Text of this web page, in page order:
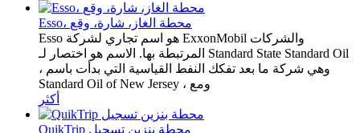
Esso، محطة الغاز، شارة، وقع
Esso هو اسم تجاري لشركة ExxonMobil والشركات
المرتبطة بها. الاسم هو اختصار لـ Standard State Standard Oil
، وهي شركة ما بعد تفكك النفط القياسية التي بدأت باسم
Standard Oil of New Jersey ، ومع
أكثر
QuikTrip محطة بنزين تسجيل